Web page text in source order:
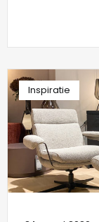
Inspiratie